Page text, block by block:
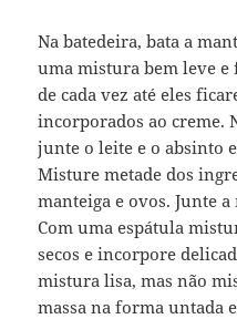
Na batedeira, bata a
uma mistura bem leve
de cada vez até eles
incorporados ao creme.
junte o leite e o absinto
Misture metade dos
manteiga e ovos. Junte
Com uma espátula
secos e incorpore
mistura lisa, mas não
massa na forma untada